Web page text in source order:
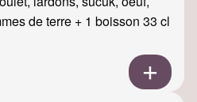
de terre + 1 boisson 33 cl